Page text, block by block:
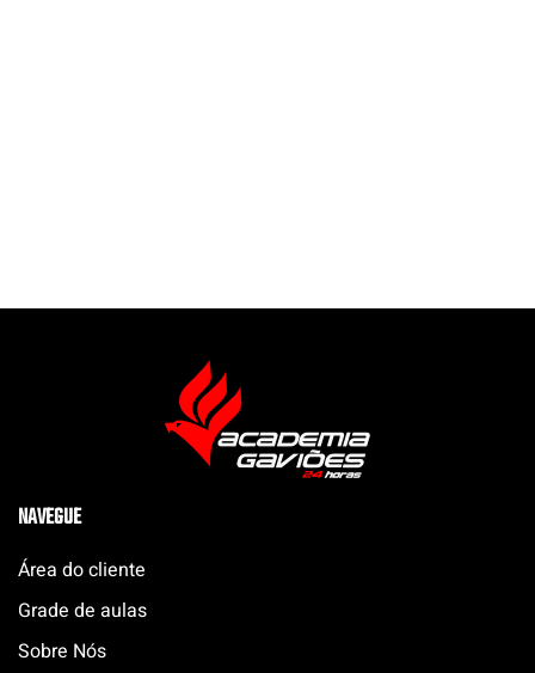
NAVEGUE
Área do cliente
Grade de aulas
Sobre Nós